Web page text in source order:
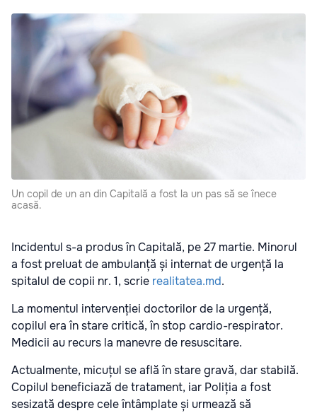
Un copil de un an din Capitală a fost la un pas să se înece
acasă.
Incidentul s-a produs în Capitală, pe 27 martie. Minorul
a fost preluat de ambulanță și internat de urgență la
spitalul de copii nr. 1, scrie realitatea.md.
La momentul intervenției doctorilor de la urgență,
copilul era în stare critică, în stop cardio-respirator.
Medicii au recurs la manevre de resuscitare.
Actualmente, micuțul se află în stare gravă, dar stabilă.
Copilul beneficiază de tratament, iar Poliția a fost
sesizată despre cele întâmplate și urmează să